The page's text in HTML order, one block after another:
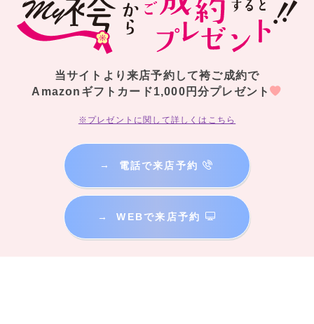
当サイトより来店予約して袴ご成約で
Amazonギフトカード1,000円分プレゼント
※プレゼントに関して詳しくはこちら
→ 電話で来店予約
→ WEBで来店予約